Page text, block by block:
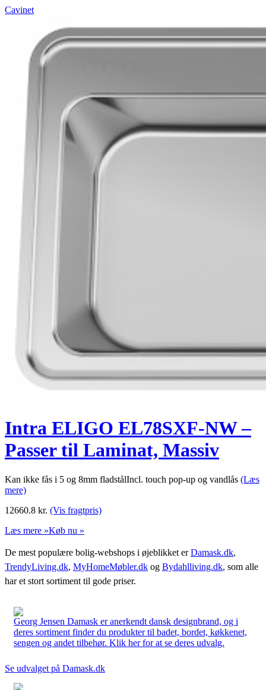
Cavinet
Intra ELIGO EL78SXF-NW –
Passer til Laminat, Massiv
Kan ikke fås i 5 og 8mm fladstålIncl. touch pop-up og vandlås (Læs
mere)
12660.8 kr. (Vis fragtpris)
Læs mere »Køb nu »
De mest populære bolig-webshops i øjeblikket erDamask.dk,
TrendyLiving.dk, MyHomeMøbler.dk og Bydahlliving.dk, som alle
har et stort sortiment til gode priser.
Georg Jensen Damask er anerkendt dansk designbrand, og i
deres sortiment finder du produkter til badet, bordet, køkkenet,
sengen og andet tilbehør. Klik her for at se deres udvalg.
Se udvalget på Damask.dk